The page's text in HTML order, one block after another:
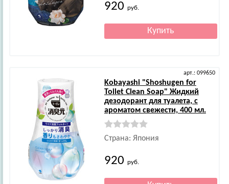
920 руб.
арт.: 099650
Kobayashi"Shoshugen for
Toilet Clean Soap" Жидкий
дезодорант для туалета, с
ароматом свежести, 400 мл.
Страна: Япония
920 руб.